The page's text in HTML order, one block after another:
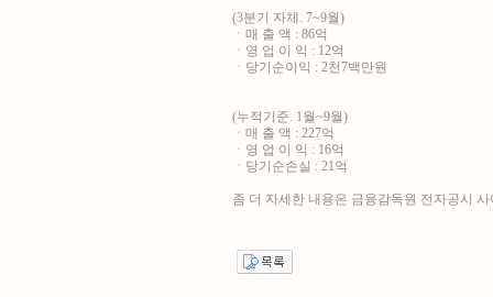
(3분기 자체. 7~9월)
ㆍ매 출 액 : 86억
ㆍ영 업 이 익 : 12억
ㆍ당기순이익 : 2천7백만원
(누적기준. 1월~9월)
ㆍ매 출 액 : 227억
ㆍ영 업 이 익 : 16억
ㆍ당기순손실 : 21억
좀 더 자세한 내용은 금융감독원 전자공시